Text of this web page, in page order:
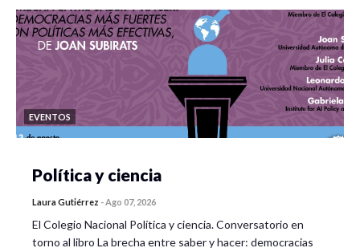
EVENTOS
Política y ciencia
Laura Gutiérrez -Ago 07, 2026
El Colegio Nacional Política y ciencia. Conversatorio en
torno al libro La brecha entre saber y hacer: democracias